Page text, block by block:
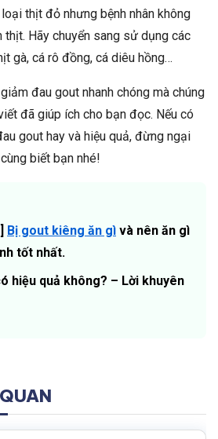
thịt đỏ nhưng bệnh nhân không
thịt. Hãy chuyển sang sử dụng các
gà, cá rô đồng, cá diêu hồng…
đau gout nhanh chóng mà chúng
đã giúp ích cho bạn đọc. Nếu có
gout hay và hiệu quả, đừng ngại
biết bạn nhé!
Bị gout kiêng ăn gì và nên ăn gì
tốt nhất.
hiệu quả không? – Lời khuyên